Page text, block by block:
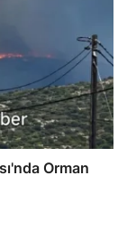
Orman